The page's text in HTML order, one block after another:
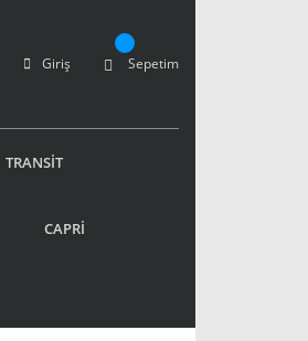
Giriş Sepetim
TRANSİT
CAPRİ